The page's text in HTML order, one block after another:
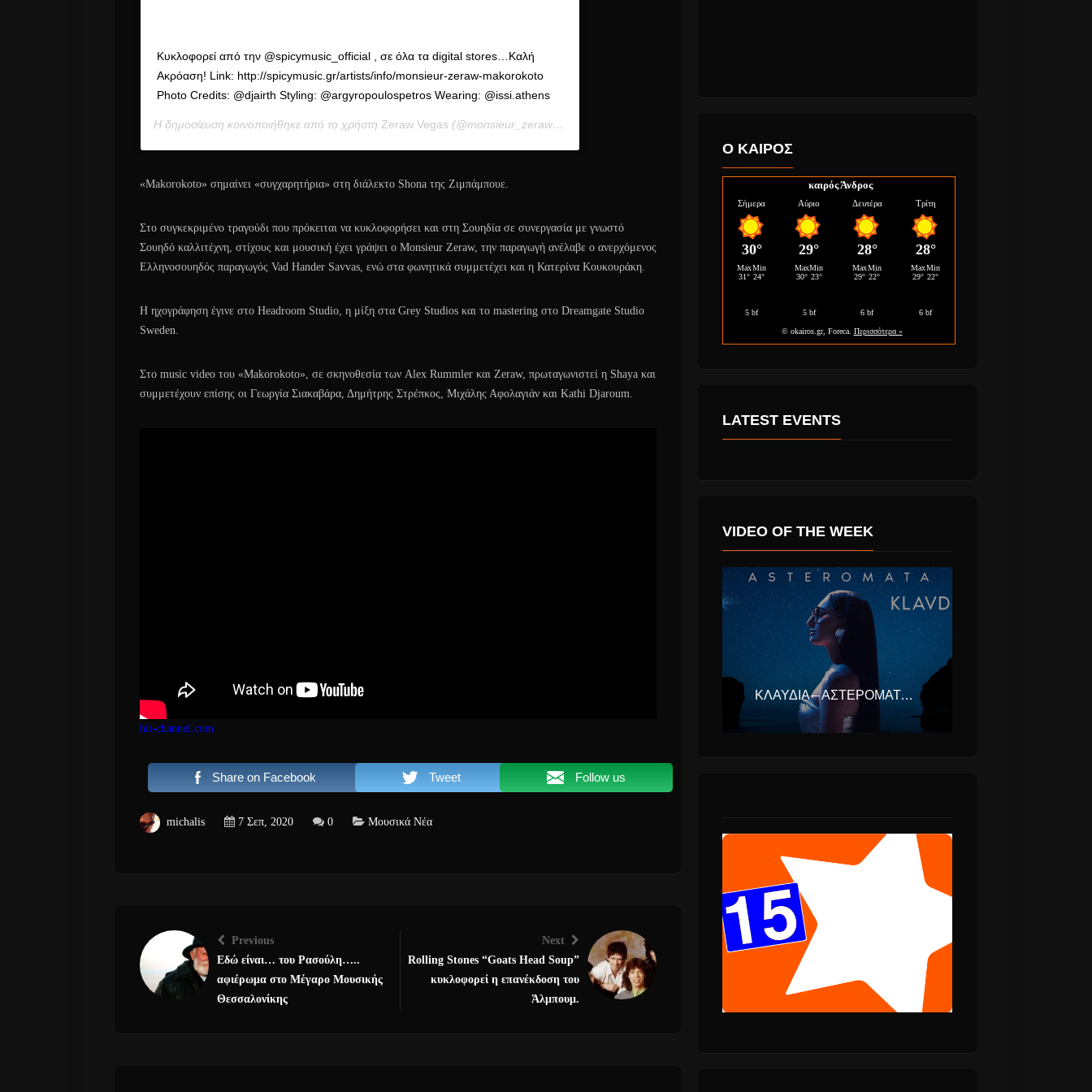
Κυκλοφορεί από την @spicymusic_official , σε όλα τα digital stores…Καλή
Ακρόαση! Link: http://spicymusic.gr/artists/info/monsieur-zeraw-makorokoto
Photo Credits: @djairth Styling: @argyropoulospetros Wearing: @issi.athens
Η δημοσίευση κοινοποιήθηκε από το χρήστη Zeraw Vegas (@monsieur_zeraw) στις
«Makorokoto» σημαίνει «συγχαρητήρια» στη διάλεκτο Shona της Ζιμπάμπουε.
Στο συγκεκριμένο τραγούδι που πρόκειται να κυκλοφορήσει και στη Σουηδία σε συνεργασία με γνωστό
Σουηδό καλλιτέχνη, στίχους και μουσική έχει γράψει ο Monsieur Zeraw, την παραγωγή ανέλαβε ο ανερχόμενος
Ελληνοσουηδός παραγωγός Vad Hander Savvas, ενώ στα φωνητικά συμμετέχει και η Κατερίνα Κουκουράκη.
H ηχογράφηση έγινε στο Headroom Studio, η μίξη στα Grey Studios και το mastering στο Dreamgate Studio
Sweden.
Στο music video του «Makorokoto», σε σκηνοθεσία των Alex Rummler και Ζeraw, πρωταγωνιστεί η Shaya και
συμμετέχουν επίσης οι Γεωργία Σιακαβάρα, Δημήτρης Στρέπκος, Μιχάλης Αφολαγιάν και Kathi Djaroum.
hit-channel.com
Share on Facebook Tweet Follow us
michalis 7 Σεπ, 2020 0 Μουσικά Νέα
Previous
Εδώ είναι… του Ρασούλη…..
αφιέρωμα στο Μέγαρο Μουσικής
Θεσσαλονίκης
Next
Rolling Stones “Goats Head Soup”
κυκλοφορεί η επανέκδοση του
Άλμπουμ.
Ο ΚΑΙΡΟΣ
καιρός Άνδρος
LATEST EVENTS
VIDEO OF THE WEEK
ΚΛΑΥΔΊΑ – ΑΣΤΕΡΟΜΆΤΑ (EUROVISION ΕΛΛΆΔΑ 2025)